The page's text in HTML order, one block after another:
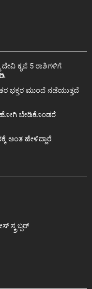
ದೇವಿ ಕೃಪೆ 5 ರಾಶಿಗಳಿಗೆ
ಭಕ್ತರ ಮುಂದೆ ನಡೆಯುತ್ತದೆ
ಹೋಗಿ ಬೇಡಿಕೊಂಡರೆ
ಅಂತ ಹೇಳಿದ್ದಾರೆ.
ಸ್ಕ್ರಬ್ಬರ್